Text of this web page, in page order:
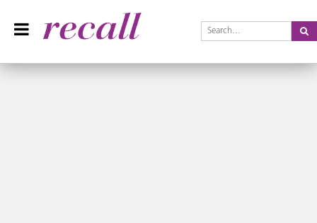
Recall Magazin
Das Praxisteam-Magazin